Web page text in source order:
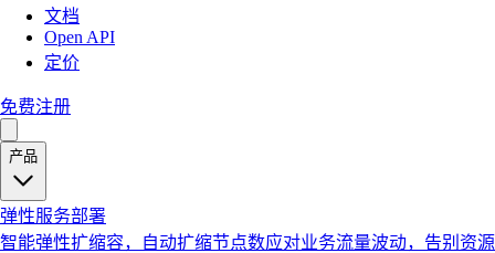
文档
Open API
定价
免费注册
产品
弹性服务部署
智能弹性扩缩容，自动扩缩节点数应对业务流量波动，告别资